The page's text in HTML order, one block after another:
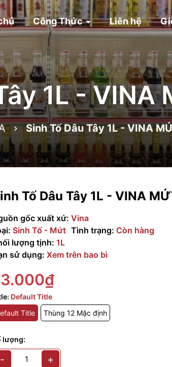
Công Thức Liên hệ
1L - VINA
Sinh Tố Dâu Tây 1L - VINA
Tố Dâu Tây 1L - VINA
gốc xuất xứ: Vina
Sinh Tố - Mứt Tình trạng: Còn hàng
lượng tịnh: 1L
sử dụng: Xem trên bao bì
Default Title
Title
Thùng 12 Mặc định
lượng:
- +